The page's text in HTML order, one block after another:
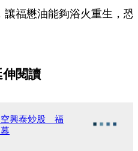
福懋油能夠浴火重生，恐
閱讀
空興泰炒股 福